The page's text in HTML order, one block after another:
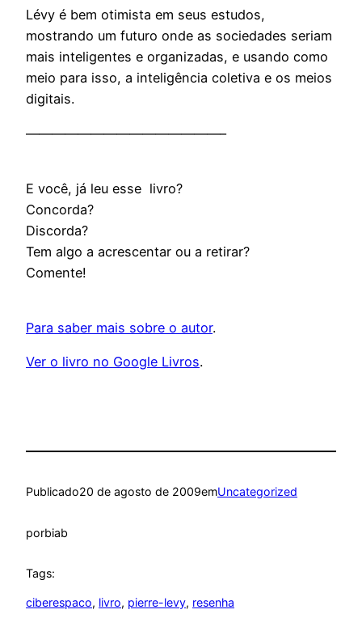
Lévy é bem otimista em seus estudos,
mostrando um futuro onde as sociedades seriam
mais inteligentes e organizadas, e usando como
meio para isso, a inteligência coletiva e os meios
digitais.
———————————————–
E você, já leu esse livro?
Concorda?
Discorda?
Tem algo a acrescentar ou a retirar?
Comente!
Para saber mais sobre o autor.
Ver o livro no Google Livros.
Publicado20 de agosto de 2009emUncategorized
porbiab
Tags:
ciberespaco, livro, pierre-levy, resenha